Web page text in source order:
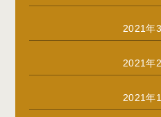
2021年
2021年
2021年